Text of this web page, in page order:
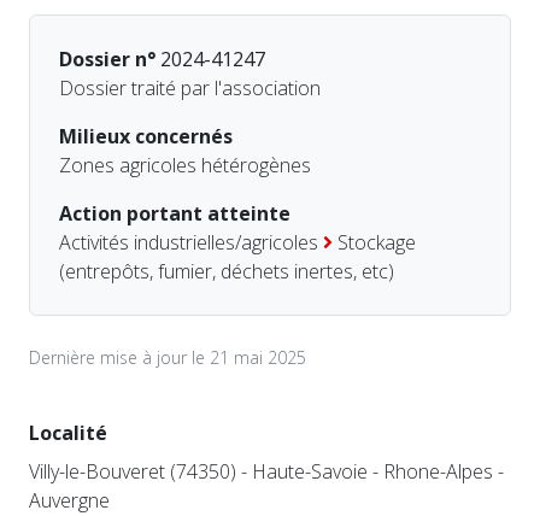
Dossier n° 2024-41247
Dossier traité par l'association
Milieux concernés
Zones agricoles hétérogènes
Action portant atteinte
Activités industrielles/agricoles
Stockage
(entrepôts, fumier, déchets inertes, etc)
Dernière mise à jour le 21 mai 2025
Localité
Villy-le-Bouveret (74350) - Haute-Savoie - Rhone-Alpes -
Auvergne